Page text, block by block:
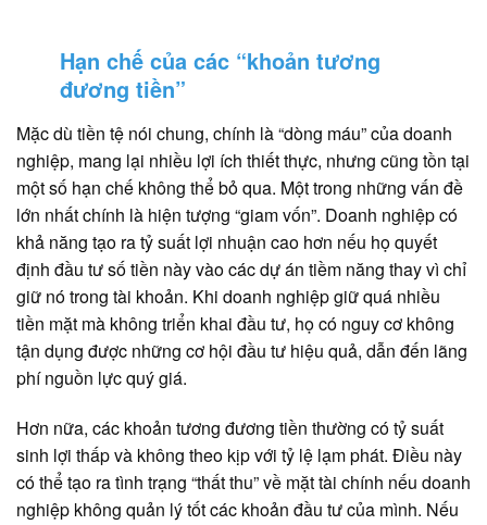
Hạn chế của các “khoản tương
đương tiền”
Mặc dù tiền tệ nói chung, chính là “dòng máu” của doanh
nghiệp, mang lại nhiều lợi ích thiết thực, nhưng cũng tồn tại
một số hạn chế không thể bỏ qua. Một trong những vấn đề
lớn nhất chính là hiện tượng “giam vốn”. Doanh nghiệp có
khả năng tạo ra tỷ suất lợi nhuận cao hơn nếu họ quyết
định đầu tư số tiền này vào các dự án tiềm năng thay vì chỉ
giữ nó trong tài khoản. Khi doanh nghiệp giữ quá nhiều
tiền mặt mà không triển khai đầu tư, họ có nguy cơ không
tận dụng được những cơ hội đầu tư hiệu quả, dẫn đến lãng
phí nguồn lực quý giá.
Hơn nữa, các khoản tương đương tiền thường có tỷ suất
sinh lợi thấp và không theo kịp với tỷ lệ lạm phát. Điều này
có thể tạo ra tình trạng “thất thu” về mặt tài chính nếu doanh
nghiệp không quản lý tốt các khoản đầu tư của mình. Nếu